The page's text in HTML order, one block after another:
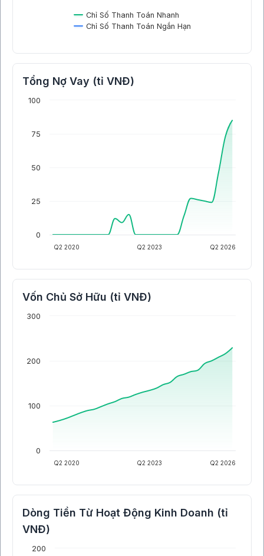
Chỉ Số Thanh Toán Nhanh
Chỉ Số Thanh Toán Ngắn Hạn
Tổng Nợ Vay (tỉ VNĐ)
Q2 2020 Q2 2023 Q2 2026
0
25
50
75
100
Vốn Chủ Sở Hữu (tỉ VNĐ)
Q2 2020 Q2 2023 Q2 2026
0
100
200
300
Dòng Tiền Từ Hoạt Động Kinh Doanh (tỉ
VNĐ)
200